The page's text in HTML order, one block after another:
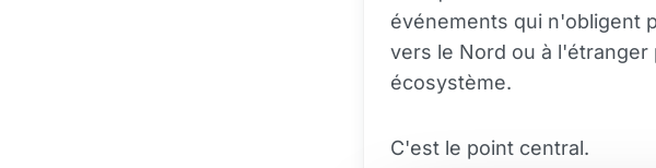
événements qui n'obligent
vers le Nord ou à
écosystème.
C'est le point central.